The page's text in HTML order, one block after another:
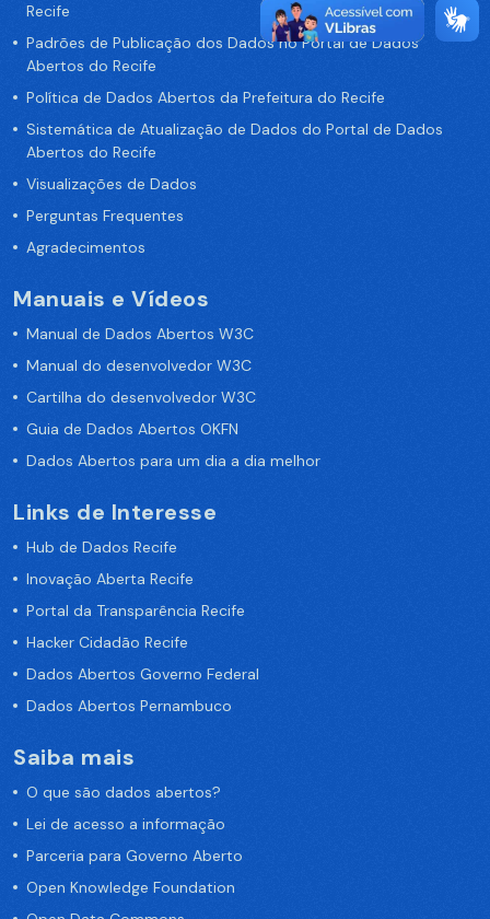
Recife
Padrões de Publicação dos Dados no Portal de Dados
Abertos do Recife
Política de Dados Abertos da Prefeitura do Recife
Sistemática de Atualização de Dados do Portal de Dados
Abertos do Recife
Visualizações de Dados
Perguntas Frequentes
Agradecimentos
Manuais e Vídeos
Manual de Dados Abertos W3C
Manual do desenvolvedor W3C
Cartilha do desenvolvedor W3C
Guia de Dados Abertos OKFN
Dados Abertos para um dia a dia melhor
Links de Interesse
Hub de Dados Recife
Inovação Aberta Recife
Portal da Transparência Recife
Hacker Cidadão Recife
Dados Abertos Governo Federal
Dados Abertos Pernambuco
Saiba mais
O que são dados abertos?
Lei de acesso a informação
Parceria para Governo Aberto
Open Knowledge Foundation